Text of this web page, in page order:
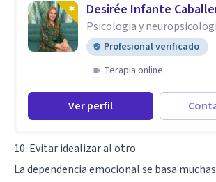
Desirée Infante
Psicologia y
Profesional verificado
Terapia online
Ver perfil
10. Evitar idealizar al otro
La dependencia emocional se basa